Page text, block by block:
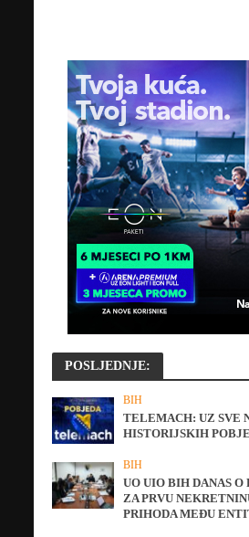
POSLJEDNJE:
BIH
TELEMACH: UZ SVE
HISTORIJSKIH
BIH
UO UIO BIH DANAS O
ZA PRVU
PRIHODA MEĐU